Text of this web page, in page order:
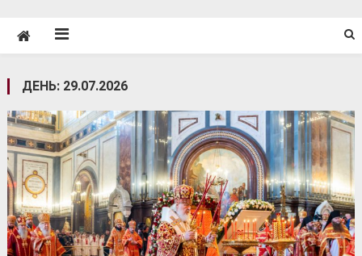
ДЕНЬ: 29.07.2026